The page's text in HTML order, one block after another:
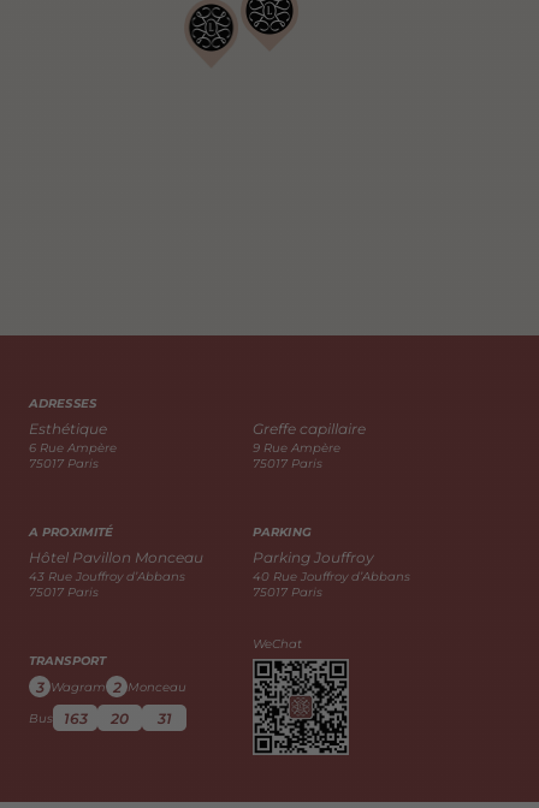
ADRESSES
Esthétique
6 Rue Ampère
75017 Paris
Greffe capillaire
9 Rue Ampère
75017 Paris
A PROXIMITÉ
Hôtel Pavillon Monceau
43 Rue Jouffroy d’Abbans
75017 Paris
PARKING
Parking Jouffroy
40 Rue Jouffroy d’Abbans
75017 Paris
TRANSPORT
3 Wagram 2 Monceau
Bus
163 20 31
WeChat